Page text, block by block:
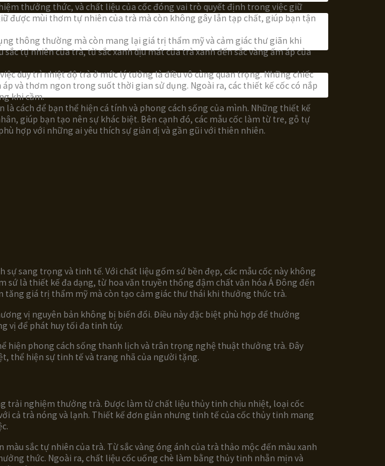
thưởng thức, và chất liệu của cốc đóng vai trò quyết định trong việc giữ
được mùi thơm tự nhiên của trà mà còn không gây lẫn tạp chất, giúp bạn tận
thông thường mà còn mang lại giá trị thẩm mỹ và cảm giác thư giãn khi
tự nhiên của trà, từ sắc xanh dịu mát của trà xanh đến sắc vàng ấm áp của
duy trì nhiệt độ trà ở mức lý tưởng là điều vô cùng quan trọng. Những chiếc
và thơm ngon trong suốt thời gian sử dụng. Ngoài ra, các thiết kế cốc có nắp
khi cầm.
là cách để bạn thể hiện cá tính và phong cách sống của mình. Những thiết kế
giúp bạn tạo nên sự khác biệt. Bên cạnh đó, các mẫu cốc làm từ tre, gỗ tự
hợp với những ai yêu thích sự giản dị và gần gũi với thiên nhiên.
sang trọng và tinh tế. Với chất liệu gốm sứ bền đẹp, các mẫu cốc này không
là thiết kế đa dạng, từ hoa văn truyền thống đậm chất văn hóa Á Đông đến
giá trị thẩm mỹ mà còn tạo cảm giác thư thái khi thưởng thức trà.
vị nguyên bản không bị biến đổi. Điều này đặc biệt phù hợp để thưởng
vị để phát huy tối đa tinh túy.
hiện phong cách sống thanh lịch và trân trọng nghệ thuật thưởng trà. Đây
thể hiện sự tinh tế và trang nhã của người tặng.
trải nghiệm thưởng trà. Được làm từ chất liệu thủy tinh chịu nhiệt, loại cốc
cả trà nóng và lạnh. Thiết kế đơn giản nhưng tinh tế của cốc thủy tinh mang
sắc tự nhiên của trà. Từ sắc vàng óng ánh của trà thảo mộc đến màu xanh
thức. Ngoài ra, chất liệu cốc uống chè làm bằng thủy tinh nhẵn mịn và